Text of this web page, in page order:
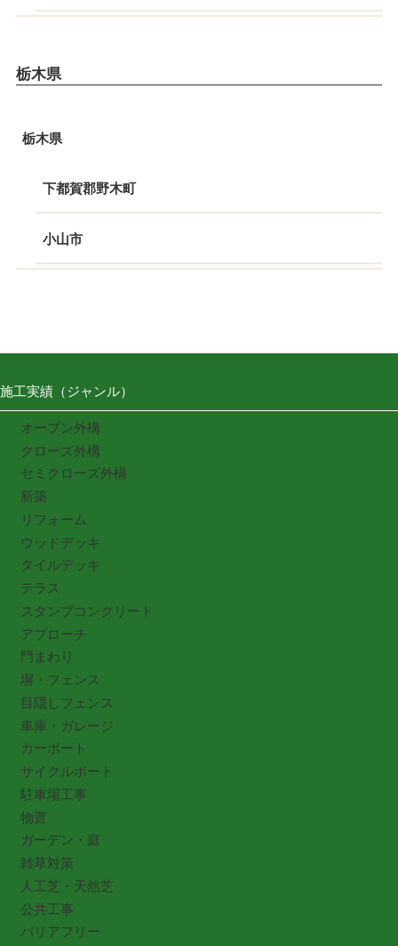
栃木県
栃木県
下都賀郡野木町
小山市
施工実績（ジャンル）
オープン外構
クローズ外構
セミクローズ外構
新築
リフォーム
ウッドデッキ
タイルデッキ
テラス
スタンプコンクリート
アプローチ
門まわり
塀・フェンス
目隠しフェンス
車庫・ガレージ
カーポート
サイクルポート
駐車場工事
物置
ガーデン・庭
雑草対策
人工芝・天然芝
公共工事
バリアフリー